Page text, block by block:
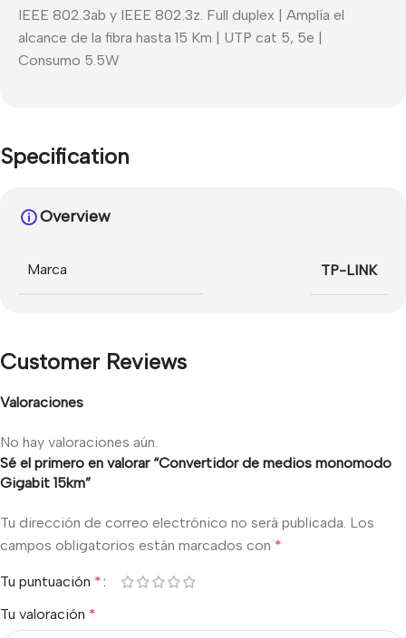
IEEE 802.3ab y IEEE 802.3z. Full duplex | Amplía el
alcance de la fibra hasta 15 Km | UTP cat 5, 5e |
Consumo 5.5W
Specification
Overview
Marca TP-LINK
Customer Reviews
Valoraciones
No hay valoraciones aún.
Sé el primero en valorar “Convertidor de medios monomodo
Gigabit 15km”
Tu dirección de correo electrónico no será publicada. Los
campos obligatorios están marcados con *
Tu puntuación *
Tu valoración *